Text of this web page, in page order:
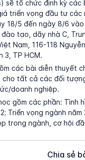
sẽ tổ chức định kỳ các
triển vọng đầu tư các
18/5 đến ngày 8/6
tạo, dãy nhà C,
Nam, 116-118
3, TP HCM.
các bài diễn thuyết
cho tất cả các đối
doanh nghiệp.
gồm các phần: Tình
Triển vọng ngành năm
trong ngành, cơ hội
Chia sẻ